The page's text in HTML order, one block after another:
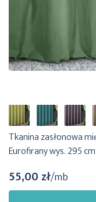
Tkanina zasłonowa
Eurofirany wys. 295
55,00 zł/mb